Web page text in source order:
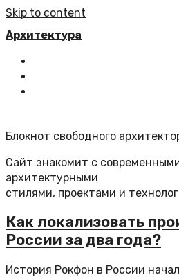
Skip to content
Архитектура
Блокнот свободного
Сайт знакомит с
архитектурными
стилями, проектами и
Как локализовать
России за два года?
История Рокфон в России